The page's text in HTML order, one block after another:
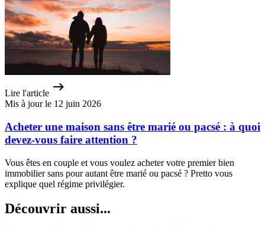
Lire l'article
Mis à jour le 12 juin 2026
Acheter une maison sans être marié ou pacsé : à quoi
devez-vous faire attention ?
Vous êtes en couple et vous voulez acheter votre premier bien
immobilier sans pour autant être marié ou pacsé ? Pretto vous
explique quel régime privilégier.
Découvrir aussi...